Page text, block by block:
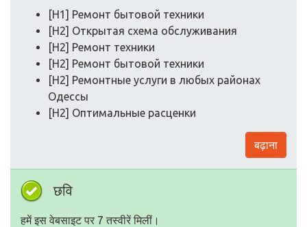
[H1] Ремонт бытовой техники
[H2] Открытая схема обслуживания
[H2] Ремонт техники
[H2] Ремонт бытовой техники
[H2] Ремонтные услуги в любых районах
Одессы
[H2] Оптимальные расценки
बढ़ाना
छवि
हमें इस वेबसाइट पर 7 तस्वीरें मिलीं।